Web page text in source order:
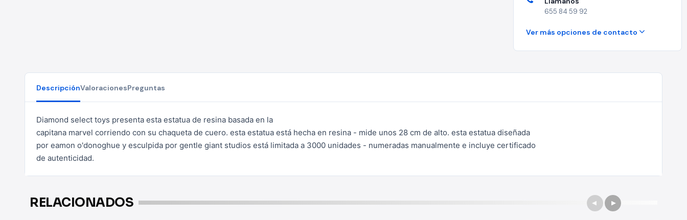
655 84 59 92
Ver más opciones de contacto
DescripciónValoracionesPreguntas
Diamond select toys presenta esta estatua de resina basada en la
capitana marvel corriendo con su chaqueta de cuero. esta estatua está hecha en resina - mide unos 28 cm de alto. esta estatua diseñada
por eamon o'donoghue y esculpida por gentle giant studios está limitada a 3000 unidades - numeradas manualmente e incluye certificado
de autenticidad.
RELACIONADOS